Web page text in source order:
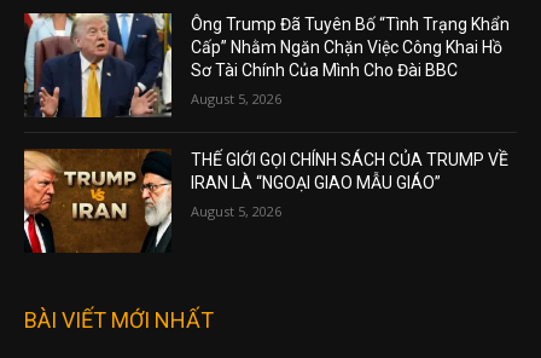
Ông Trump Đã Tuyên Bố “Tình Trạng Khẩn
Cấp” Nhằm Ngăn Chặn Việc Công Khai Hồ
Sơ Tài Chính Của Mình Cho Đài BBC
August 5, 2026
THẾ GIỚI GỌI CHÍNH SÁCH CỦA TRUMP VỀ
IRAN LÀ “NGOẠI GIAO MẪU GIÁO”
August 5, 2026
BÀI VIẾT MỚI NHẤT